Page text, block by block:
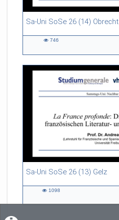
Sa-Uni SoSe 26 (14) Obrecht
46:53 duration
746
Sa-Uni SoSe 26 (13) Gelz
55:13 duration
1098